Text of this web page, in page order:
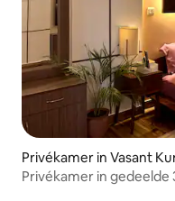
Privékamer in Vasant
Privékamer in gedeelde